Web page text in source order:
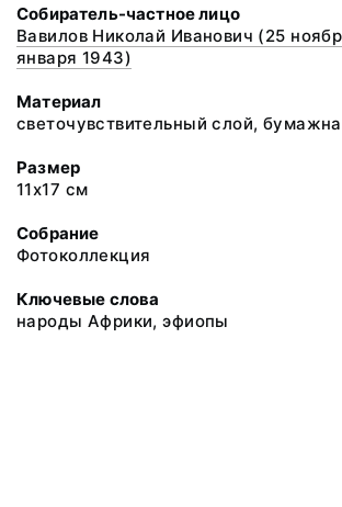
Собиратель-частное лицо
Вавилов Николай Иванович (25
января 1943)
Материал
светочувствительный слой,
Размер
11х17 см
Собрание
Фотоколлекция
Ключевые слова
народы Африки, эфиопы